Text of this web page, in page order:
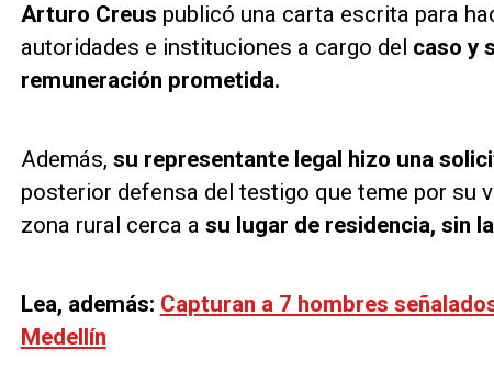
Arturo Creus publicó una carta escrita para
autoridades e instituciones a cargo del caso y
remuneración prometida.
Además, su representante legal hizo una
posterior defensa del testigo que teme por su
zona rural cerca a su lugar de residencia, sin
Lea, además: Capturan a 7 hombres
Medellín